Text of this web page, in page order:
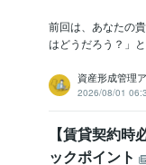
前回は、あなたの
はどうだろう？」
資産形成管理
2026/08/01
【賃貸契約
ックポイント